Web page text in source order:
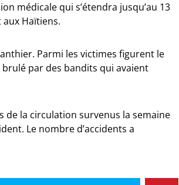
médicale qui s’étendra jusqu’au 13
Haïtiens.
Parmi les victimes figurent le
par des bandits qui avaient
de la circulation survenus la semaine
Le nombre d’accidents a